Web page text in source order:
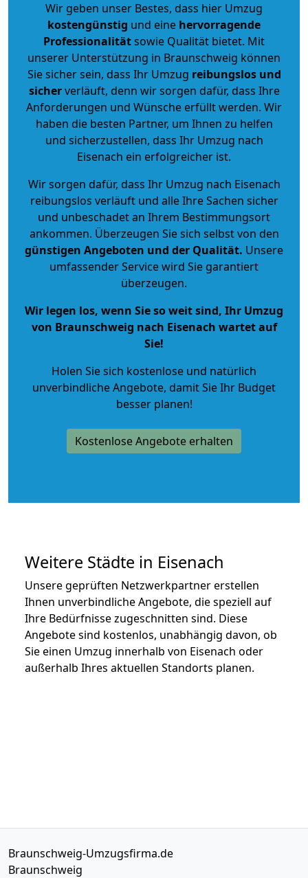
Wir geben unser Bestes, dass hier Umzug
kostengünstig und eine hervorragende
Professionalitätsowie Qualität bietet. Mit
unserer Unterstützung in Braunschweig können
Sie sicher sein, dass Ihr Umzug reibungslos und
sicherverläuft, denn wir sorgen dafür, dass Ihre
Anforderungen und Wünsche erfüllt werden. Wir
haben die besten Partner, um Ihnen zu helfen
und sicherzustellen, dass Ihr Umzug nach
Eisenach ein erfolgreicher ist.
Wir sorgen dafür, dass Ihr Umzug nach Eisenach
reibungslos verläuft und alle Ihre Sachen sicher
und unbeschadet an Ihrem Bestimmungsort
ankommen. Überzeugen Sie sich selbst von den
günstigen Angeboten und der Qualität. Unsere
umfassender Service wird Sie garantiert
überzeugen.
Wir legen los, wenn Sie so weit sind, Ihr Umzug
von Braunschweig nach Eisenach wartet auf
Sie!
Holen Sie sich kostenlose und natürlich
unverbindliche Angebote, damit Sie Ihr Budget
besser planen!
Kostenlose Angebote erhalten
Weitere Städte in Eisenach
Unsere geprüften Netzwerkpartner erstellen
Ihnen unverbindliche Angebote, die speziell auf
Ihre Bedürfnisse zugeschnitten sind. Diese
Angebote sind kostenlos, unabhängig davon, ob
Sie einen Umzug innerhalb von Eisenach oder
außerhalb Ihres aktuellen Standorts planen.
Braunschweig-Umzugsfirma.de
Braunschweig